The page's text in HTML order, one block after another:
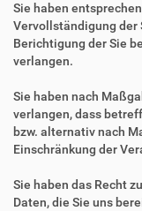
Sie haben
Vervollständigung der
Berichtigung der Sie
verlangen.
Sie haben nach
verlangen, dass
bzw. alternativ nach
Einschränkung der
Sie haben das Recht
Daten, die Sie uns